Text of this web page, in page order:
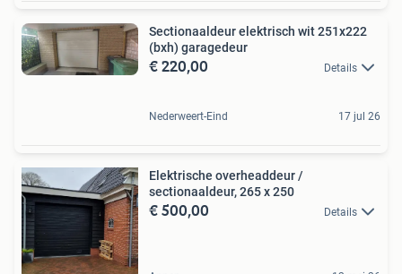
Sectionaaldeur elektrisch wit 251x222
(bxh) garagedeur
€ 220,00 Details
Nederweert-Eind 17 jul 26
Elektrische overheaddeur /
sectionaaldeur, 265 x 250
€ 500,00 Details